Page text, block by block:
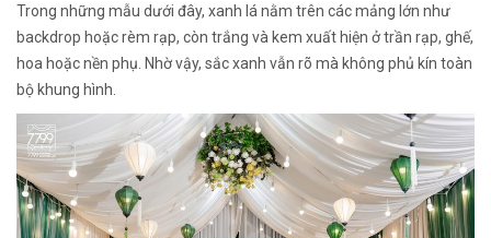
Trong những mẫu dưới đây, xanh lá nằm trên các mảng lớn như
backdrop hoặc rèm rạp, còn trắng và kem xuất hiện ở trần rạp, ghế,
hoa hoặc nền phụ. Nhờ vậy, sắc xanh vẫn rõ mà không phủ kín toàn
bộ khung hình.